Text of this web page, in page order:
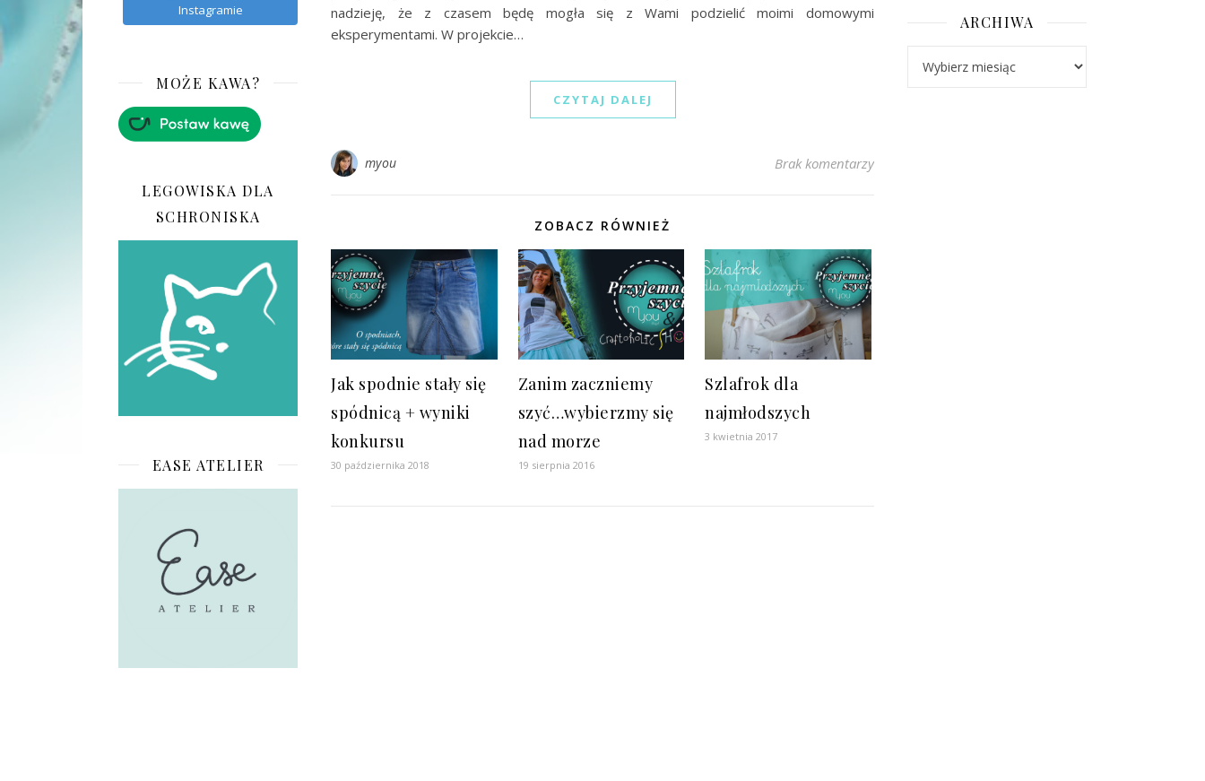
Instagramie
MOŻE KAWA?
LEGOWISKA DLA
SCHRONISKA
EASE ATELIER
nadzieję, że z czasem będę mogła się z Wami podzielić moimi domowymi
eksperymentami. W projekcie…
CZYTAJ DALEJ
myou Brak komentarzy
ZOBACZ RÓWNIEŻ
Jak spodnie stały się
spódnicą + wyniki
konkursu
30 października 2018
Zanim zaczniemy
szyć…wybierzmy się
nad morze
19 sierpnia 2016
Szlafrok dla
najmłodszych
3 kwietnia 2017
ARCHIWA